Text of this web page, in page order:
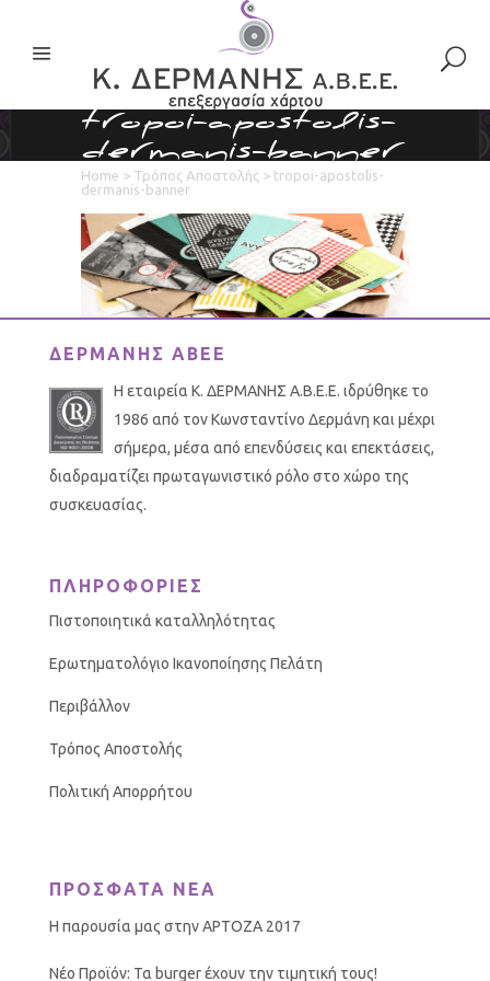
tropoi-apostolis-
dermanis-banner
Home > Τρόπος Αποστολής > tropoi-apostolis-
dermanis-banner
ΔΕΡΜΑΝΗΣ ΑΒΕΕ
Η εταιρεία Κ. ΔΕΡΜΑΝΗΣ Α.Β.Ε.Ε. ιδρύθηκε το
1986 από τον Κωνσταντίνο Δερμάνη και μέχρι
σήμερα, μέσα από επενδύσεις και επεκτάσεις,
διαδραματίζει πρωταγωνιστικό ρόλο στο χώρο της
συσκευασίας.
ΠΛΗΡΟΦΟΡΙΕΣ
Πιστοποιητικά καταλληλότητας
Ερωτηματολόγιο Ικανοποίησης Πελάτη
Περιβάλλον
Τρόπος Αποστολής
Πολιτική Απορρήτου
ΠΡΟΣΦΑΤΑ ΝΕΑ
Η παρουσία μας στην ΑΡΤΟΖΑ 2017
Νέο Προϊόν: Τα burger έχουν την τιμητική τους!